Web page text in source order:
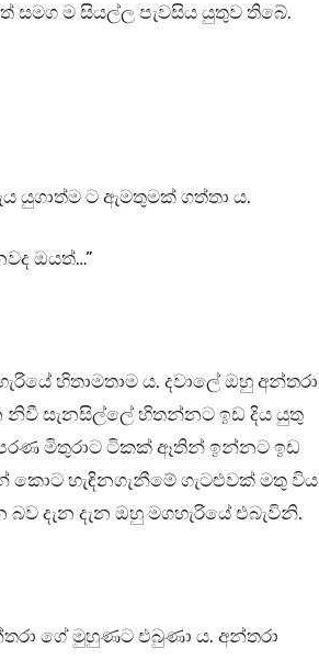
සමග ම සියල්ල පැවසිය යුතුව තිබේ.
යුගාත්ම ට ඇමතුමක් ගත්තා ය.
ඔයත්…”
හිතාමතාම ය. දවාලේ ඔහු අන්තරා
නිවී සැනසිල්ලේ හිතන්නට ඉඩ දිය යුතු
මිතුරාට ටිකක් ඈතින් ඉන්නට ඉඩ
කොට හැඳිනගැනීමේ ගැටළුවක් මතු විය
දැන දැන ඔහු මගහැරියේ එබැවිනි.
ගේ මුහුණට එබුණා ය. අන්තරා